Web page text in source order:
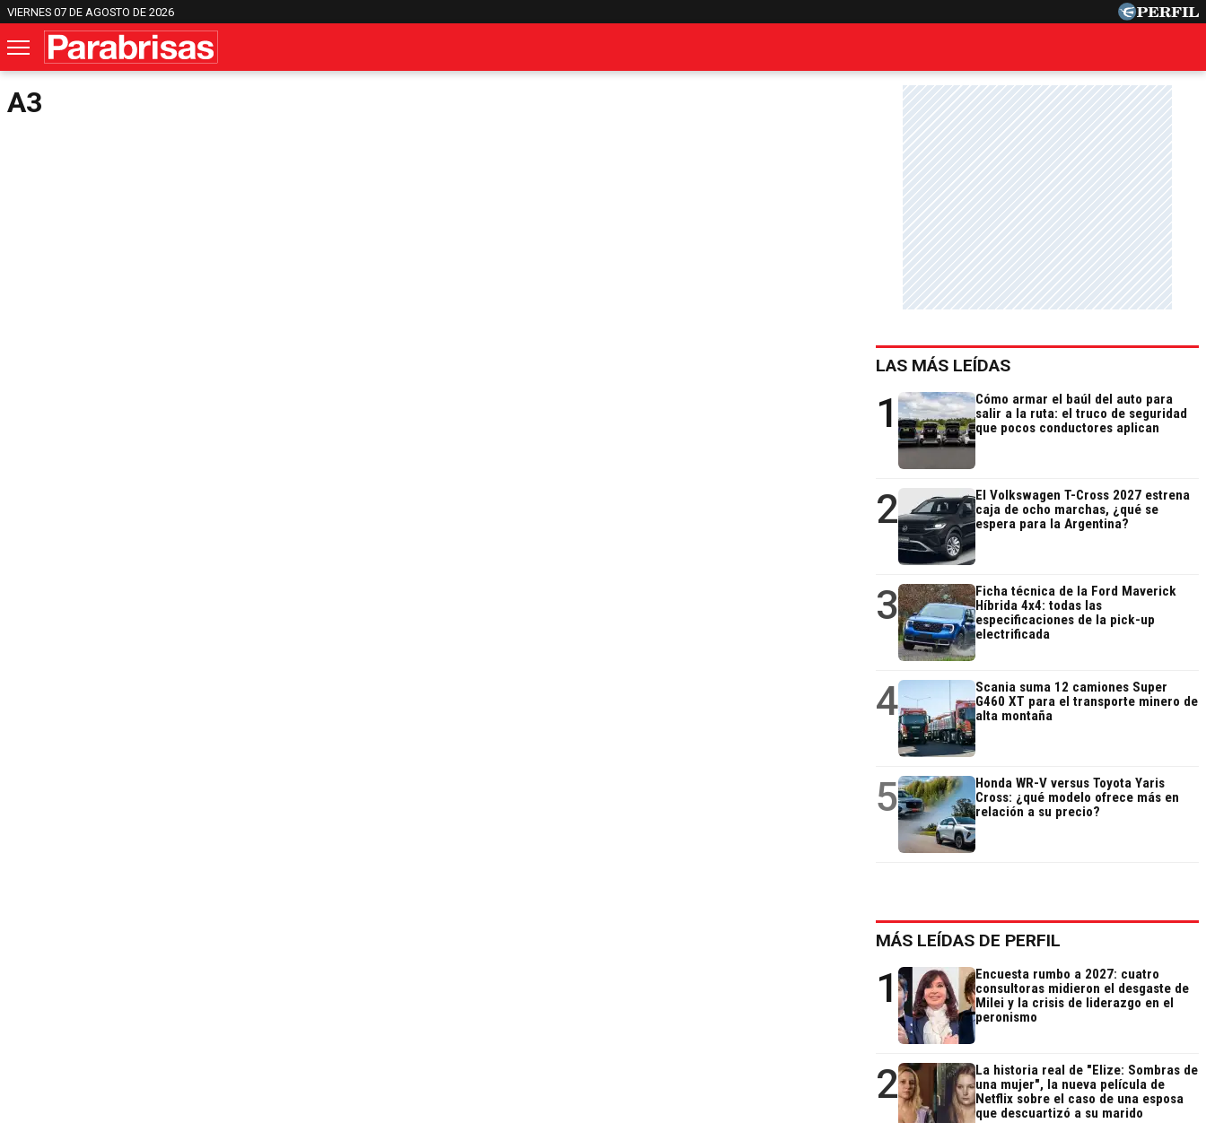
VIERNES 07 DE AGOSTO DE 2026
A3
LAS MÁS LEÍDAS
1
Cómo armar el baúl del auto para
salir a la ruta: el truco de seguridad
que pocos conductores aplican
2
El Volkswagen T-Cross 2027 estrena
caja de ocho marchas, ¿qué se
espera para la Argentina?
3
Ficha técnica de la Ford Maverick
Híbrida 4x4: todas las
especificaciones de la pick-up
electrificada
4
Scania suma 12 camiones Super
G460 XT para el transporte minero de
alta montaña
5
Honda WR-V versus Toyota Yaris
Cross: ¿qué modelo ofrece más en
relación a su precio?
MÁS LEÍDAS DE PERFIL
1
Encuesta rumbo a 2027: cuatro
consultoras midieron el desgaste de
Milei y la crisis de liderazgo en el
peronismo
2
La historia real de "Elize: Sombras de
una mujer", la nueva película de
Netflix sobre el caso de una esposa
que descuartizó a su marido